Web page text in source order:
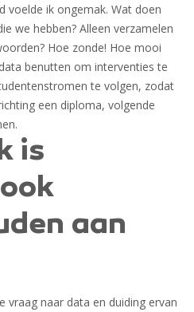
voelde ik ongemak. Wat doen
we hebben? Alleen verzamelen
Hoe zonde! Hoe mooi
benutten om interventies te
te volgen, zodat
een diploma, volgende
is
aan
vraag naar data en duiding ervan